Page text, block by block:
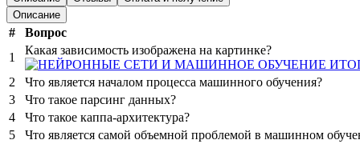
Описание
#
Вопрос
1
Какая зависимость изображена на картинке?
2
Что является началом процесса машинного обучения?
3
Что такое парсинг данных?
4
Что такое каппа-архитектура?
5
Что является самой объемной проблемой в машинном